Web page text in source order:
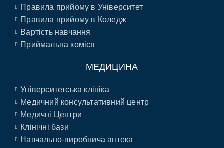
Правила прийому в Університет
Правила прийому в Коледж
Вартість навчання
Приймальна коміся
МЕДИЦИНА
Університетська клініка
Медичний консультативний центр
Медичні Центри
Клінічні бази
Навчально-виробнича аптека